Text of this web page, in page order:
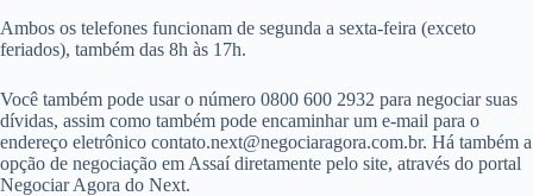
Ambos os telefones funcionam de segunda a sexta-feira (exceto
feriados), também das 8h às 17h.
Você também pode usar o número 0800 600 2932 para negociar suas
dívidas, assim como também pode encaminhar um e-mail para o
endereço eletrônico contato.next@negociaragora.com.br. Há também a
opção de negociação em Assaí diretamente pelo site, através do portal
Negociar Agora do Next.